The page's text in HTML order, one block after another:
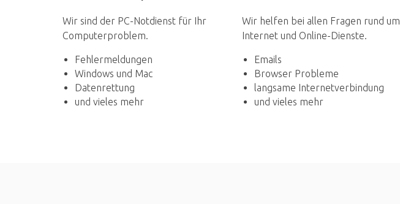
Wir sind der PC-Notdienst für Ihr
Computerproblem.
Fehlermeldungen
Windows und Mac
Datenrettung
und vieles mehr
Wir helfen bei allen Fragen rund um
Internet und Online-Dienste.
Emails
Browser Probleme
langsame Internetverbindung
und vieles mehr